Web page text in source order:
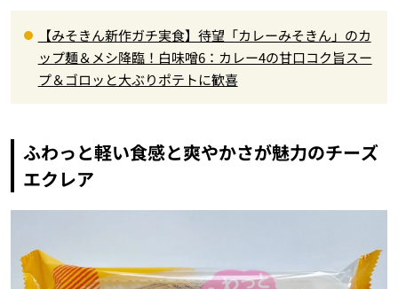
【みそきん新作ガチ実食】待望「カレーみそきん」のカ
ップ麺＆メシ降臨！白味噌6：カレー4の甘口コク旨スー
プ＆ゴロッと大ぶりポテトに歓喜
ふわっと軽い食感と爽やかさが魅力のチーズ
エクレア